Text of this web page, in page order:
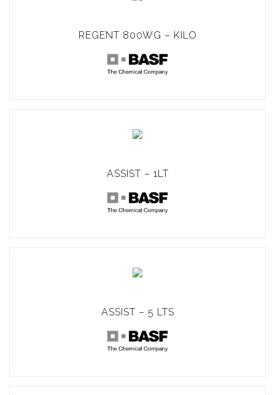
REGENT 800WG – KILO
ASSIST – 1LT
ASSIST – 5 LTS